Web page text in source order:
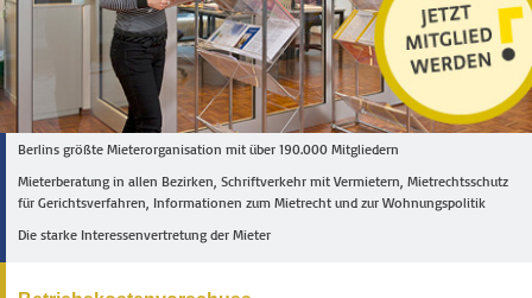
Berlins größte Mieterorganisation mit über 190.000 Mitgliedern
Mieterberatung in allen Bezirken, Schriftverkehr mit Vermietern, Mietrechtsschutz
für Gerichtsverfahren, Informationen zum Mietrecht und zur Wohnungspolitik
Die starke Interessenvertretung der Mieter